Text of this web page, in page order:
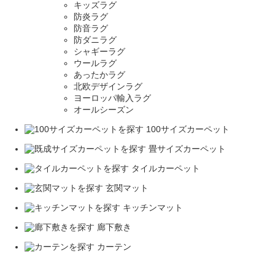
キッズラグ
防炎ラグ
防音ラグ
防ダニラグ
シャギーラグ
ウールラグ
あったかラグ
北欧デザインラグ
ヨーロッパ輸入ラグ
オールシーズン
100サイズカーペット
畳サイズカーペット
タイルカーペット
玄関マット
キッチンマット
廊下敷き
カーテン